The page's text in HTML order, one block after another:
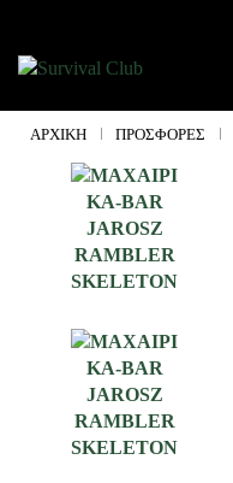
ΑΡΧΙΚΉ ΠΡΟΣΦΟΡΈΣ